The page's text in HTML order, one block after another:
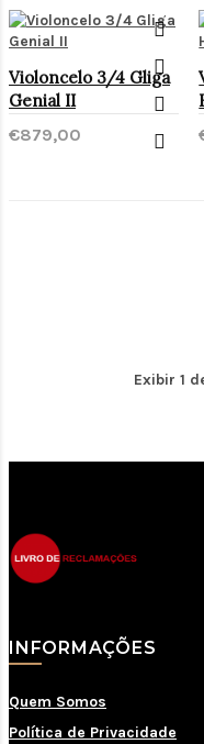
Violoncelo 3/4 Gliga
Genial II
€879,00
Exibir 1
INFORMAÇÕES
Quem Somos
Política de Privacidade